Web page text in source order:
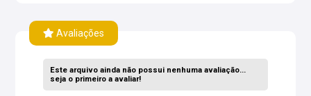
Avaliações
Este arquivo ainda não possui nenhuma avaliação...
seja o primeiro a avaliar!